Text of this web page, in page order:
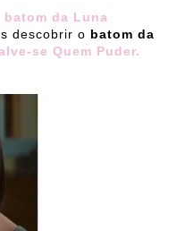
batom da Luna
descobrir o batom da
se Quem Puder.